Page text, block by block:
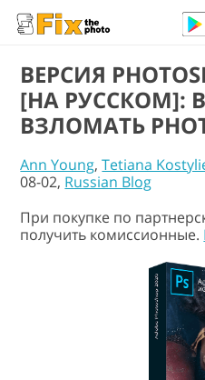
ВЕРСИЯ
[НА РУССКОМ]:
ВЗЛОМАТЬ
Ann Young,Tetiana
08-02, Russian Blog
При покупке по
получить комиссионные.